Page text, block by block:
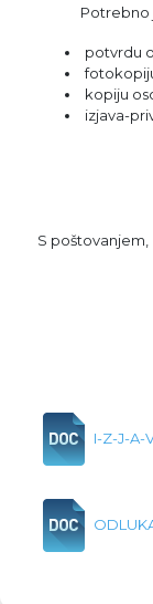
Potrebno je
potvrdu
kopiju
izjava-
S poštovanjem,
I-Z-J-A-